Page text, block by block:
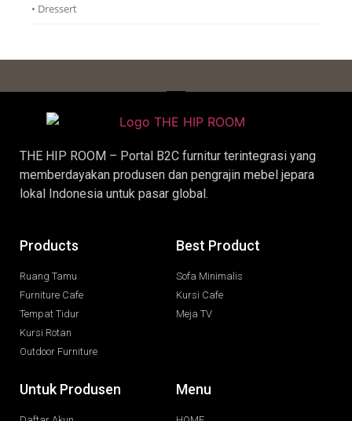
• Dressert
THE HIP ROOM – Portal B2C furnitur terintegrasi yang
memberdayakan produsen dan pengrajin mebel jepara
lokal Indonesia untuk pasar global.
Products
Ruang Tamu
Furniture Cafe
Tempat Tidur
Kursi Rotan
Outdoor Furniture
Best Product
Sofa Minimalis
Kursi Cafe
Meja TV
Untuk Produsen Menu